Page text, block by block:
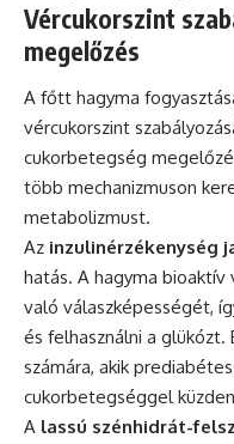
Vércukorszint
megelőzés
A főtt hagyma
vércukorszint
cukorbetegség
több mechanizmuson
metabolizmust.
Az inzulinérzékenység
hatás. A hagyma
való válaszképességét,
és felhasználni a glükózt.
számára, akik
cukorbetegséggel
A lassú szénhidrát-